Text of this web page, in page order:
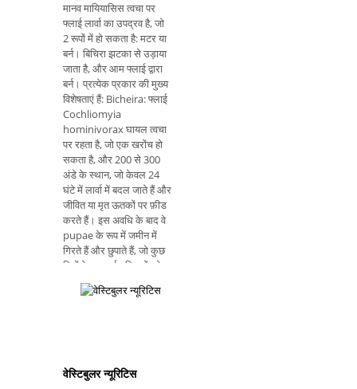
मानव मायियासिस त्वचा पर
फ्लाई लार्वा का उपद्रव है, जो
2 रूपों में हो सकता है: मटर या
बर्न। बिचिरा झटका से उड़ाया
जाता है, और आम फ्लाई द्वारा
बर्न। प्रत्येक प्रकार की मुख्य
विशेषताएं हैं: Bicheira: फ्लाई
Cochliomyia
hominivorax घायल त्वचा
पर रहता है, जो एक खरोंच हो
सकता है, और 200 से 300
अंडे के स्थान, जो केवल 24
घंटे में लार्वा में बदल जाते हैं और
जीवित या मृत ऊतकों पर फ़ीड
करते हैं। इस अवधि के बाद वे
pupae के रूप में जमीन में
गिरते हैं और छुपाते हैं, जो कुछ
दिनों के बाद नई मक्खियों को
जन्म देगा। बर्न: फ्लाई
डर्माटोबिया होमिनिस लगभग 7
वेस्टिबुलर न्यूरिटिस